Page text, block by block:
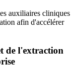
auxiliaires cliniques
afin d'accélérer
de l'extraction